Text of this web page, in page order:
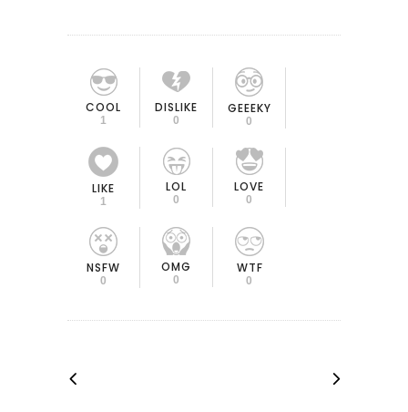
COOL
1
DISLIKE
0
GEEEKY
0
LIKE
1
LOL
0
LOVE
0
NSFW
0
OMG
0
WTF
0